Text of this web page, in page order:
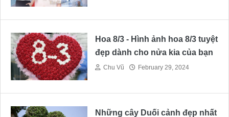
Hoa 8/3 - Hình ảnh hoa 8/3 tuyệt
đẹp dành cho nửa kia của bạn
Chu Vũ February 29, 2024
Những cây Duối cảnh đẹp nhất